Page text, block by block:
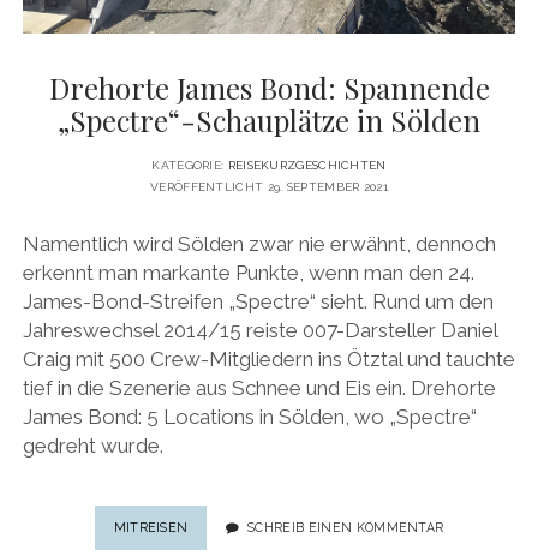
MEDIADATEN
Drehorte James Bond: Spannende
„Spectre“-Schauplätze in Sölden
KATEGORIE: REISEKURZGESCHICHTEN
VERÖFFENTLICHT 29. SEPTEMBER 2021
Namentlich wird Sölden zwar nie erwähnt, dennoch
erkennt man markante Punkte, wenn man den 24.
James-Bond-Streifen „Spectre“ sieht. Rund um den
Jahreswechsel 2014/15 reiste 007-Darsteller Daniel
Craig mit 500 Crew-Mitgliedern ins Ötztal und tauchte
tief in die Szenerie aus Schnee und Eis ein. Drehorte
James Bond: 5 Locations in Sölden, wo „Spectre“
gedreht wurde.
MITREISEN DREHORTE
JAMES
SCHREIB EINEN KOMMENTAR